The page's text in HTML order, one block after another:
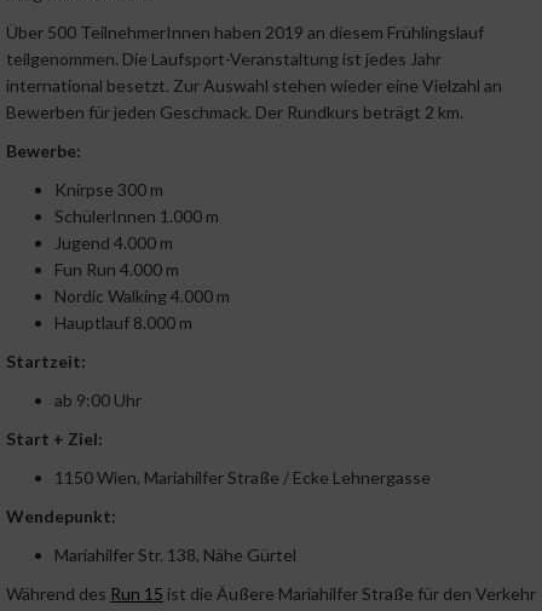
Über 500 TeilnehmerInnen haben 2019 an diesem Frühlingslauf
teilgenommen. Die Laufsport-Veranstaltung ist jedes Jahr
international besetzt. Zur Auswahl stehen wieder eine Vielzahl an
Bewerben für jeden Geschmack. Der Rundkurs beträgt 2 km.
Bewerbe:
Knirpse 300 m
SchülerInnen 1.000 m
Jugend 4.000 m
Fun Run 4.000 m
Nordic Walking 4.000 m
Hauptlauf 8.000 m
Startzeit:
ab 9:00 Uhr
Start + Ziel:
1150 Wien, Mariahilfer Straße / Ecke Lehnergasse
Wendepunkt:
Mariahilfer Str. 138, Nähe Gürtel
Während des Run 15 ist die Äußere Mariahilfer Straße für den Verkehr